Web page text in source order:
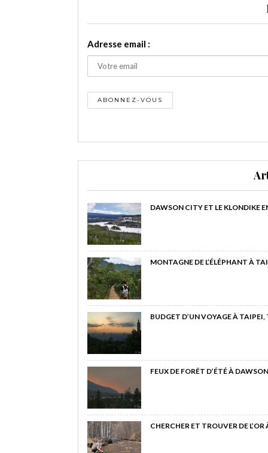
Adresse email :
DAWSON CITY ET LE KLONDIKE
MONTAGNE DE L’ÉLÉPHANT À
BUDGET D’UN VOYAGE À
FEUX DE FORÊT D’ÉTÉ À
CHERCHER ET TROUVER DE